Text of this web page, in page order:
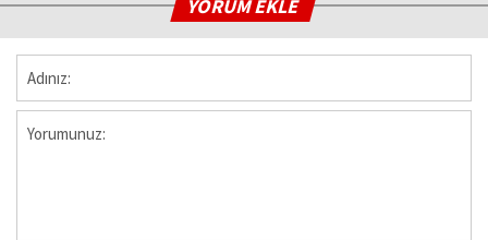
YORUM EKLE